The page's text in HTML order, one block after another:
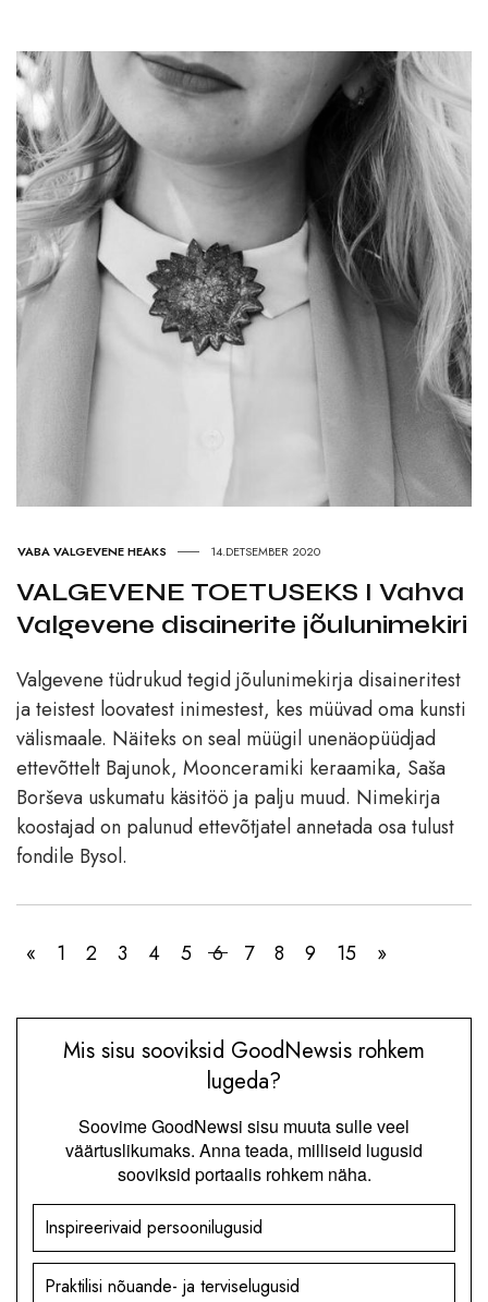
VABA VALGEVENE HEAKS 14.DETSEMBER 2020
VALGEVENE TOETUSEKS I Vahva
Valgevene disainerite jõulunimekiri
Valgevene tüdrukud tegid jõulunimekirja disaineritest
ja teistest loovatest inimestest, kes müüvad oma kunsti
välismaale. Näiteks on seal müügil unenäopüüdjad
ettevõttelt Bajunok, Moonceramiki keraamika, Saša
Borševa uskumatu käsitöö ja palju muud. Nimekirja
koostajad on palunud ettevõtjatel annetada osa tulust
fondile Bysol.
« 1 2 3 4 5 6 7 8 9 15 »
Mis sisu sooviksid GoodNewsis rohkem
lugeda?
Soovime GoodNewsi sisu muuta sulle veel
väärtuslikumaks. Anna teada, milliseid lugusid
sooviksid portaalis rohkem näha.
Inspireerivaid persoonilugusid
Praktilisi nõuande- ja terviselugusid